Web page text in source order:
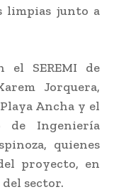
limpias junto a
el SEREMI de
Jorquera,
Ancha y el
de Ingeniería
quienes
proyecto, en
sector.